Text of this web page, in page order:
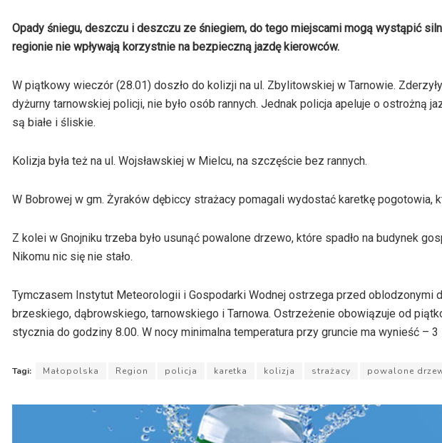
Opady śniegu, deszczu i deszczu ze śniegiem, do tego miejscami mogą wystąpić
regionie nie wpływają korzystnie na bezpieczną jazdę kierowców.
W piątkowy wieczór (28.01) doszło do kolizji na ul. Zbylitowskiej w Tarnowie.
dyżurny tarnowskiej policji, nie było osób rannych. Jednak policja apeluje o ostrożną
są białe i śliskie.
Kolizja była też na ul. Wojsławskiej w Mielcu, na szczęście bez rannych.
W Bobrowej w gm. Żyraków dębiccy strażacy pomagali wydostać karetkę pogotowia,
Z kolei w Gnojniku trzeba było usunąć powalone drzewo, które spadło na budynek
Nikomu nic się nie stało.
Tymczasem Instytut Meteorologii i Gospodarki Wodnej ostrzega przed oblodzonymi
brzeskiego, dąbrowskiego, tarnowskiego i Tarnowa. Ostrzeżenie obowiązuje od
stycznia do godziny 8.00. W nocy minimalna temperatura przy gruncie ma wynieść – 3
Tagi: Małopolska Region policja karetka kolizja strażacy powalone